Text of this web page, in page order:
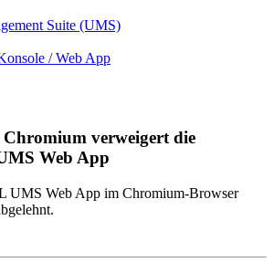
Suite (UMS)
/ Web App
verweigert die
Web App
UMS Web App im Chromium-Browser